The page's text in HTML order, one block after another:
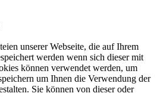
unserer Webseite, die auf Ihrem
werden wenn sich dieser mit
können verwendet werden, um
um Ihnen die Verwendung der
Sie können von dieser oder